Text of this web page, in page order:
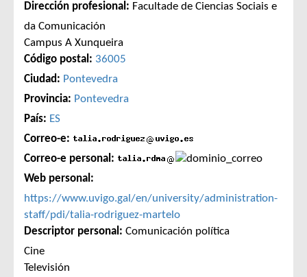
Dirección profesional: Facultade de Ciencias Sociais e
da Comunicación
Campus A Xunqueira
Código postal: 36005
Ciudad: Pontevedra
Provincia: Pontevedra
País: ES
Correo-e:
Correo-e personal:
Web personal:
https://www.uvigo.gal/en/university/administration-
staff/pdi/talia-rodriguez-martelo
Descriptor personal: Comunicación política
Cine
Televisión